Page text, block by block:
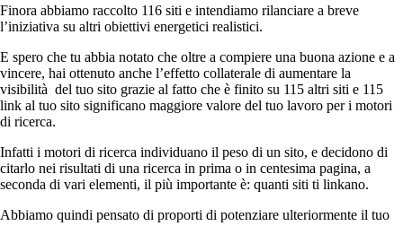
Finora abbiamo raccolto 116 siti e intendiamo rilanciare a breve
l’iniziativa su altri obiettivi energetici realistici.
E spero che tu abbia notato che oltre a compiere una buona azione e a
vincere, hai ottenuto anche l’effetto collaterale di aumentare la
visibilità del tuo sito grazie al fatto che è finito su 115 altri siti e 115
link al tuo sito significano maggiore valore del tuo lavoro per i motori
di ricerca.
Infatti i motori di ricerca individuano il peso di un sito, e decidono di
citarlo nei risultati di una ricerca in prima o in centesima pagina, a
seconda di vari elementi, il più importante è: quanti siti ti linkano.
Abbiamo quindi pensato di proporti di potenziare ulteriormente il tuo